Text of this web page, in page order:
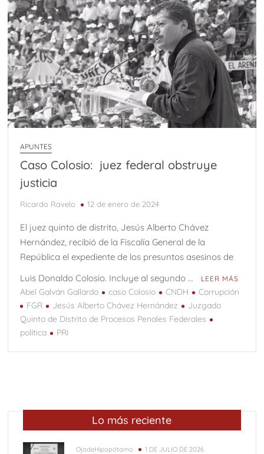
APUNTES
Caso Colosio: juez federal obstruye
justicia
Ricardo Ravelo 12 de enero de 2024
El juez quinto de distrito, Jesús Alberto Chávez
Hernández, recibió de la Fiscalía General de la
República el expediente de los presuntos asesinos de
Luis Donaldo Colosio. Incluye al segundo …
LEER MÁS
Abel Galván Gallardo caso Colosio CNDH
Corrupción
FGR
Jesús Alberto Chávez Hernández
Juzgado
Quinto de Distrito de Procesos Penales Federales
política
PRI
Lo más reciente
OjodeHipopótamo 1 DE JULIO DE 2026